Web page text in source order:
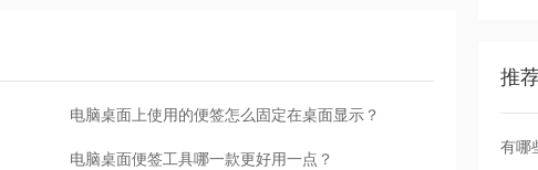
电脑桌面上使用的便签怎么固定在桌面显示？
电脑桌面便签工具哪一款更好用一点？
推
有哪